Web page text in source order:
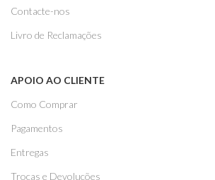
Contacte-nos
Livro de Reclamações
APOIO AO CLIENTE
Como Comprar
Pagamentos
Entregas
Trocas e Devoluções